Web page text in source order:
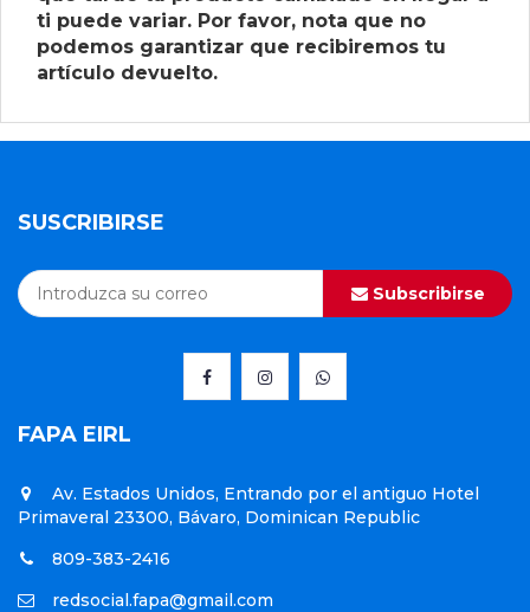
ti puede variar. Por favor, nota que no
podemos garantizar que recibiremos tu
artículo devuelto.
SUSCRIBIRSE
Subscribirse
FAPA EIRL
Av. Estados Unidos, Entrando por el antiguo Hotel
Primaveral 23300, Bávaro, Dominican Republic
809-383-2416
redsocial.fapa@gmail.com